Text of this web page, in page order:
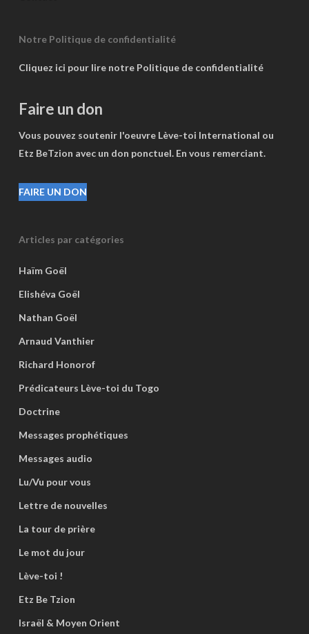
Notre Politique de confidentialité
Cliquez ici pour lire notre Politique de confidentialité
Faire un don
Vous pouvez soutenir l'oeuvre Lève-toi International ou
Etz BeTzion avec un don ponctuel. En vous remerciant.
FAIRE UN DON
Articles par catégories
Haïm Goël
Elishéva Goël
Nathan Goël
Arnaud Vanthier
Richard Honorof
Prédicateurs Lève-toi du Togo
Doctrine
Messages prophétiques
Messages audio
Lu/Vu pour vous
Lettre de nouvelles
La tour de prière
Le mot du jour
Lève-toi !
Etz Be Tzion
Israël & Moyen Orient